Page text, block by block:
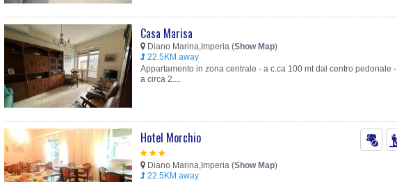
Casa Marisa
Diano Marina,Imperia (Show Map)
22.5KM away
Appartamento in zona centrale - a c.ca 100 mt dal centro pedonale -
a circa 2....
Hotel Morchio
Diano Marina,Imperia (Show Map)
22.5KM away